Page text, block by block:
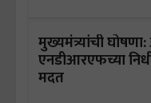
मुख्यमंत्र्यांची
एनडीआरएफच्या
मदत